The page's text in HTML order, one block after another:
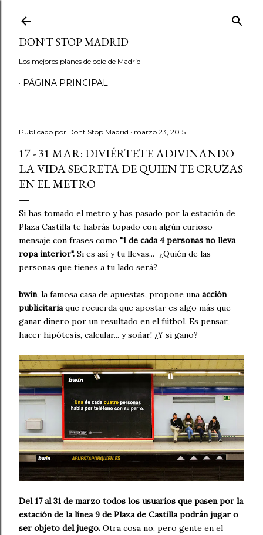
DON'T STOP MADRID
Los mejores planes de ocio de Madrid
PÁGINA PRINCIPAL
Publicado por Dont Stop Madrid marzo 23, 2015
17 - 31 MAR: DIVIÉRTETE ADIVINANDO
LA VIDA SECRETA DE QUIEN TE CRUZAS
EN EL METRO
Si has tomado el metro y has pasado por la estación de
Plaza Castilla te habrás topado con algún curioso
mensaje con frases como "1 de cada 4 personas no lleva
ropa interior". Si es así y tu llevas... ¿Quién de las
personas que tienes a tu lado será?
bwin, la famosa casa de apuestas, propone una acción
publicitariaque recuerda que apostar es algo más que
ganar dinero por un resultado en el fútbol. Es pensar,
hacer hipótesis, calcular... y soñar! ¿Y si gano?
Del 17 al 31 de marzo todos los usuarios que pasen por la
estación de la línea 9 de Plaza de Castilla podrán jugar o
ser objeto del juego. Otra cosa no, pero gente en el